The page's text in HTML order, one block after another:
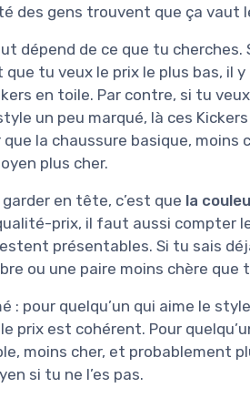
des gens trouvent que ça vaut
dépend de ce que tu
que tu veux le prix le plus bas, il
en toile. Par contre, si tu
un peu marqué, là ces
que la chaussure basique,
plus cher.
en tête, c’est que la
prix, il faut aussi compter
présentables. Si tu sais
ou une paire moins chère que
: pour quelqu’un qui aime le
le prix est cohérent. Pour
moins cher, et probablement
si tu ne l’es pas.